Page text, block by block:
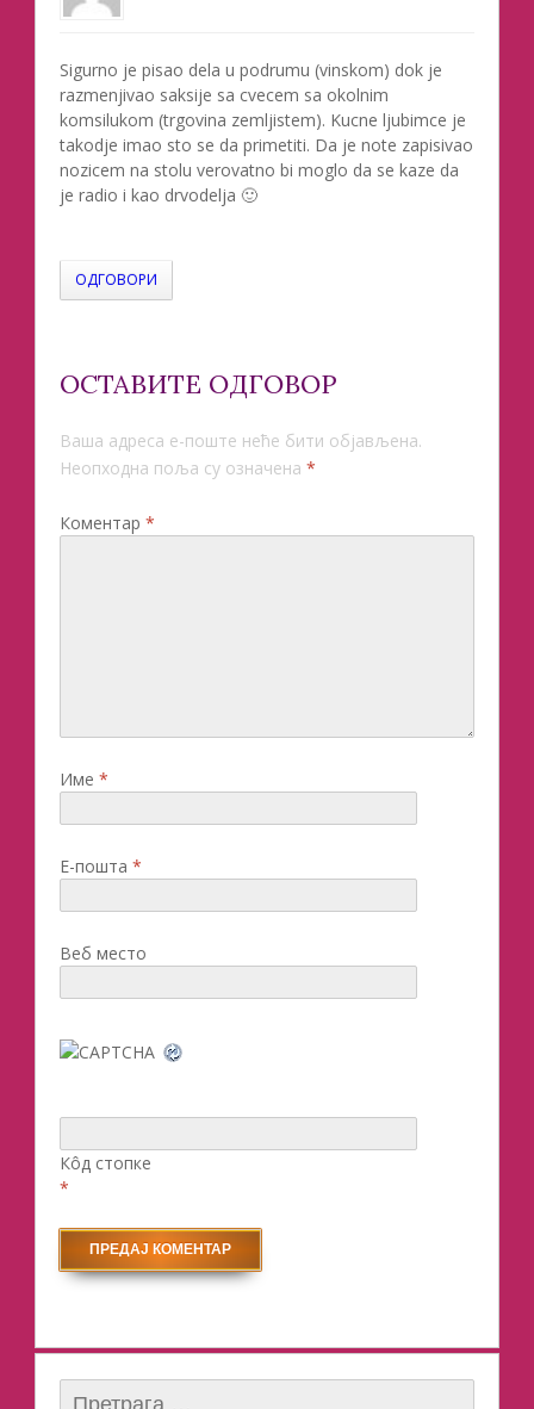
Sigurno je pisao dela u podrumu (vinskom) dok je
razmenjivao saksije sa cvecem sa okolnim
komsilukom (trgovina zemljistem). Kucne ljubimce je
takodje imao sto se da primetiti. Da je note zapisivao
nozicem na stolu verovatno bi moglo da se kaze da
je radio i kao drvodelja 🙂
ОДГОВОРИ
ОСТАВИТЕ ОДГОВОР
Ваша адреса е-поште неће бити објављена.
Неопходна поља су означена *
Коментар *
Име *
Е-пошта *
Веб место
Кôд стопке
*
Претрага за: